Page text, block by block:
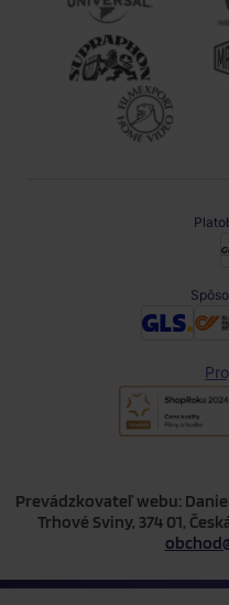
Prevádzkovateľ webu:
Trhové Sviny, 374 01,